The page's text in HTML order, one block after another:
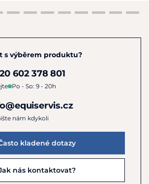
s výběrem produktu?
602 378 801
Po - So: 9 - 20h
nám kdykoli
kladené dotazy
nás kontaktovat?